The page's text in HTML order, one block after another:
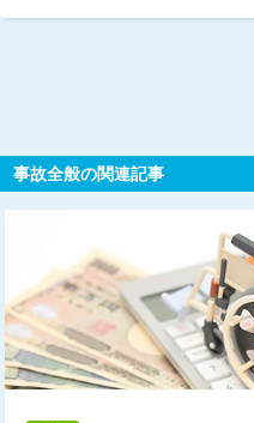
事故全般の関連記事